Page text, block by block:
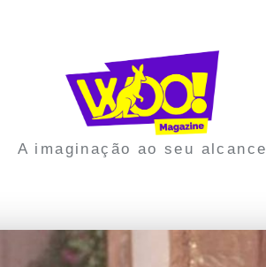
A imaginação ao seu alcance